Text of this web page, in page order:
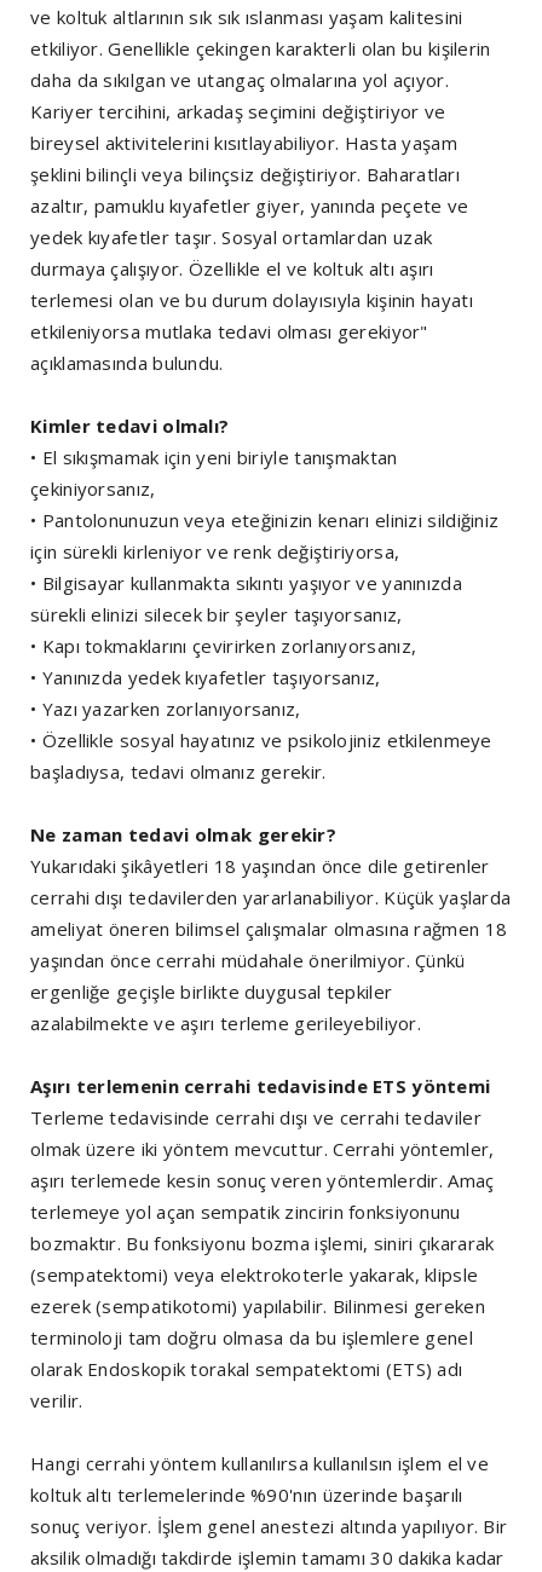
ve koltuk altlarının sık sık ıslanması yaşam kalitesini
etkiliyor. Genellikle çekingen karakterli olan bu kişilerin
daha da sıkılgan ve utangaç olmalarına yol açıyor.
Kariyer tercihini, arkadaş seçimini değiştiriyor ve
bireysel aktivitelerini kısıtlayabiliyor. Hasta yaşam
şeklini bilinçli veya bilinçsiz değiştiriyor. Baharatları
azaltır, pamuklu kıyafetler giyer, yanında peçete ve
yedek kıyafetler taşır. Sosyal ortamlardan uzak
durmaya çalışıyor. Özellikle el ve koltuk altı aşırı
terlemesi olan ve bu durum dolayısıyla kişinin hayatı
etkileniyorsa mutlaka tedavi olması gerekiyor"
açıklamasında bulundu.
Kimler tedavi olmalı?
• El sıkışmamak için yeni biriyle tanışmaktan
çekiniyorsanız,
• Pantolonunuzun veya eteğinizin kenarı elinizi sildiğiniz
için sürekli kirleniyor ve renk değiştiriyorsa,
• Bilgisayar kullanmakta sıkıntı yaşıyor ve yanınızda
sürekli elinizi silecek bir şeyler taşıyorsanız,
• Kapı tokmaklarını çevirirken zorlanıyorsanız,
• Yanınızda yedek kıyafetler taşıyorsanız,
• Yazı yazarken zorlanıyorsanız,
• Özellikle sosyal hayatınız ve psikolojiniz etkilenmeye
başladıysa, tedavi olmanız gerekir.
Ne zaman tedavi olmak gerekir?
Yukarıdaki şikâyetleri 18 yaşından önce dile getirenler
cerrahi dışı tedavilerden yararlanabiliyor. Küçük yaşlarda
ameliyat öneren bilimsel çalışmalar olmasına rağmen 18
yaşından önce cerrahi müdahale önerilmiyor. Çünkü
ergenliğe geçişle birlikte duygusal tepkiler
azalabilmekte ve aşırı terleme gerileyebiliyor.
Aşırı terlemenin cerrahi tedavisinde ETS yöntemi
Terleme tedavisinde cerrahi dışı ve cerrahi tedaviler
olmak üzere iki yöntem mevcuttur. Cerrahi yöntemler,
aşırı terlemede kesin sonuç veren yöntemlerdir. Amaç
terlemeye yol açan sempatik zincirin fonksiyonunu
bozmaktır. Bu fonksiyonu bozma işlemi, siniri çıkararak
(sempatektomi) veya elektrokoterle yakarak, klipsle
ezerek (sempatikotomi) yapılabilir. Bilinmesi gereken
terminoloji tam doğru olmasa da bu işlemlere genel
olarak Endoskopik torakal sempatektomi (ETS) adı
verilir.
Hangi cerrahi yöntem kullanılırsa kullanılsın işlem el ve
koltuk altı terlemelerinde %90'nın üzerinde başarılı
sonuç veriyor. İşlem genel anestezi altında yapılıyor. Bir
aksilik olmadığı takdirde işlemin tamamı 30 dakika kadar